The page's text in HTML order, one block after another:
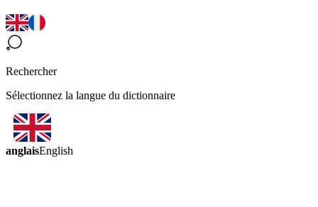
Rechercher
Sélectionnez la langue du dictionnaire
anglaisEnglish